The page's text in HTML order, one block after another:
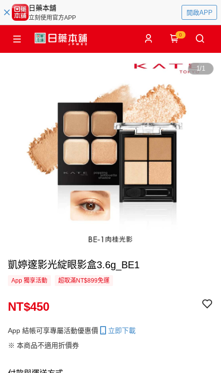
日藥本舖
立刻使用官方APP
開啟APP
0
1/1
凱婷邃影光綻眼影盒3.6g_BE1
App 獨享活動 超取滿NT$899免運
NT$450
App 結帳可享專屬活動優惠價
立即下載
※ 本商品不適用折價券